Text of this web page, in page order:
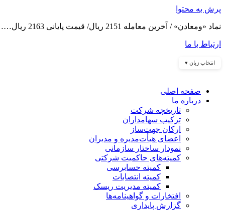
پرش به محتوا
نماد «ومعادن» / آخرین معامله 2151 ریال/ قیمت پایانی 2163 ریال……
ارتباط با ما
انتخاب زبان ▾
صفحه اصلی
درباره ما
تاریخچه شرکت
ترکیب سهامداران
ارکان جهت‌ساز
اعضای هیأت‌مدیره و مدیران
نمودار ساختار سازمانی
کمیته‌های حاکمیت شرکتی
کمیته حسابرسی
کمیته انتصابات
کمیته مدیریت ریسک
افتخارات و گواهینامه‌ها
گزارش پایداری